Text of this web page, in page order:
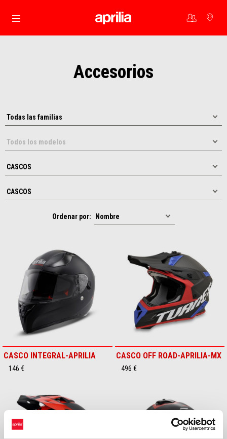
Ir al contenido principal
Accesorios
Ordenar por:
CASCO INTEGRAL-APRILIA
146 €
CASCO OFF ROAD-APRILIA-MX
496 €